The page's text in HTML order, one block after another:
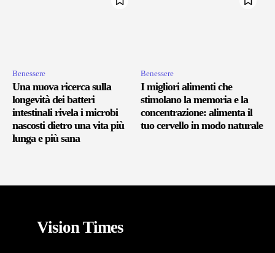
Benessere
Una nuova ricerca sulla
longevità dei batteri
intestinali rivela i microbi
nascosti dietro una vita più
lunga e più sana
Benessere
I migliori alimenti che
stimolano la memoria e la
concentrazione: alimenta il
tuo cervello in modo naturale
Vision Times